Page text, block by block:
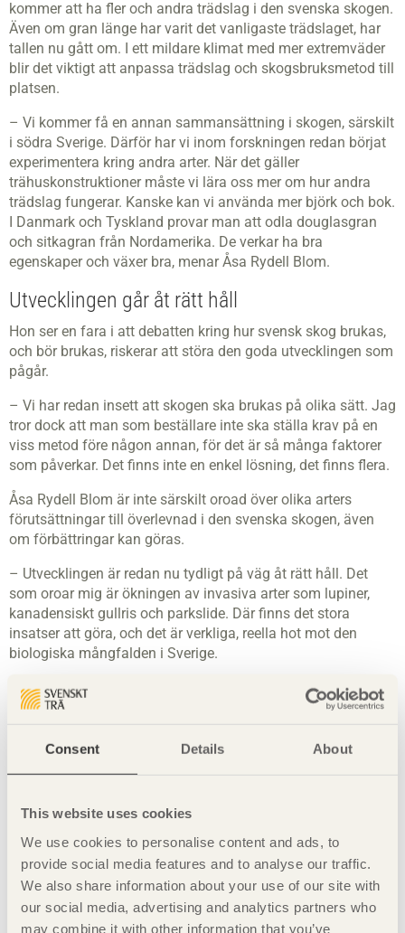
Consent Details About
This website uses cookies
We use cookies to personalise content and ads, to
provide social media features and to analyse our traffic.
We also share information about your use of our site with
our social media, advertising and analytics partners who
may combine it with other information that you’ve
kommer att ha fler och andra trädslag i den svenska skogen.
Även om gran länge har varit det vanligaste trädslaget, har
tallen nu gått om. I ett mildare klimat med mer extremväder
blir det viktigt att anpassa trädslag och skogsbruksmetod till
platsen.
– Vi kommer få en annan sammansättning i skogen, särskilt
i södra Sverige. Därför har vi inom forskningen redan börjat
experimentera kring andra arter. När det gäller
trähuskonstruktioner måste vi lära oss mer om hur andra
trädslag fungerar. Kanske kan vi använda mer björk och bok.
I Danmark och Tyskland provar man att odla douglasgran
och sitkagran från Nordamerika. De verkar ha bra
egenskaper och växer bra, menar Åsa Rydell Blom.
Utvecklingen går åt rätt håll
Hon ser en fara i att debatten kring hur svensk skog brukas,
och bör brukas, riskerar att störa den goda utvecklingen som
pågår.
– Vi har redan insett att skogen ska brukas på olika sätt. Jag
tror dock att man som beställare inte ska ställa krav på en
viss metod före någon annan, för det är så många faktorer
som påverkar. Det finns inte en enkel lösning, det finns flera.
Åsa Rydell Blom är inte särskilt oroad över olika arters
förutsättningar till överlevnad i den svenska skogen, även
om förbättringar kan göras.
– Utvecklingen är redan nu tydligt på väg åt rätt håll. Det
som oroar mig är ökningen av invasiva arter som lupiner,
kanadensiskt gullris och parkslide. Där finns det stora
insatser att göra, och det är verkliga, reella hot mot den
biologiska mångfalden i Sverige.
Text: Malin Age Bild: Linnéuniversitetet
Dela denna sida:
4 2025.
Prenumerera
Klicka här för att prenumerera på tidningen Trä
kostnadsfritt.